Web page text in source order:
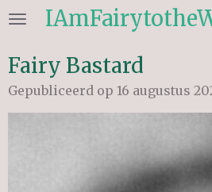
Ga
naar
de
hoofdinhoud
Fairy Bastard
Gepubliceerd op 16 augustus